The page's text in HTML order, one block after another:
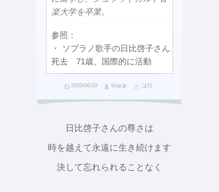
楽大学を卒業。
参照：
・ ソプラノ歌手の日比啓子さん
死去 71歳、国際的に活動
2020/06/20 Sogi.jp は行
日比啓子さんの尊さは
時を越えて永遠に生き続けます
決して忘れられることなく